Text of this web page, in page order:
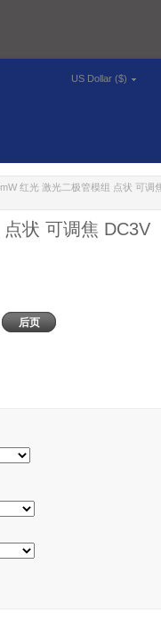
US Dollar ($)
红光 激光二极管模组 点状 可调
状 可调焦 DC3V
后页